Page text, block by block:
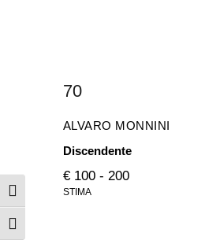
Attiva/disattiva alto contrasto
Attiva/disattiva dimensione testo
70
ALVARO MONNINI
Discendente
€ 100 - 200
STIMA